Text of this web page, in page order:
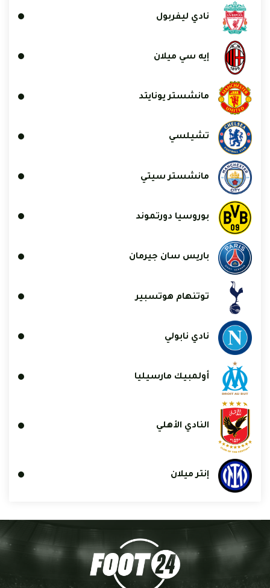
نادي ليفربول
إيه سي ميلان
مانشستر يونايتد
تشيلسي
مانشستر سيتي
بوروسيا دورتموند
باريس سان جيرمان
توتنهام هوتسبير
نادي نابولي
أولمبيك مارسيليا
النادي الأهلي
إنتر ميلان